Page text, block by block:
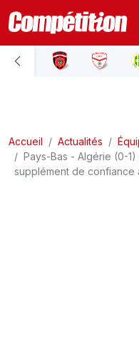
ACCUEIL
LIGUE 2
COUPE D'ALGÉRIE
Accueil Actualités
Pays-Bas - Algérie (0-
supplément de confiance